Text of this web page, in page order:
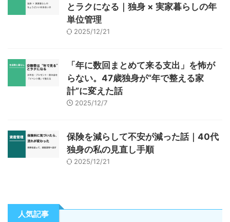
とラクになる｜独身 × 実家暮らしの年
単位管理
2025/12/21
「年に数回まとめて来る支出」を怖が
らない。47歳独身が“年で整える家
計”に変えた話
2025/12/7
保険を減らして不安が減った話｜40代
独身の私の見直し手順
2025/12/21
人気記事